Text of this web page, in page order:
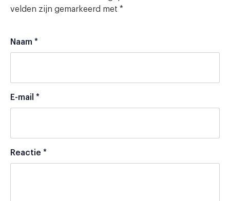
velden zijn gemarkeerd met *
Naam *
E-mail *
Reactie *